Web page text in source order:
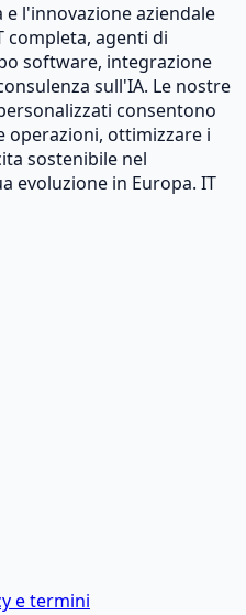
l'innovazione aziendale
completa, agenti di
software, integrazione
sull'IA. Le nostre
consentono
operazioni, ottimizzare i
sostenibile nel
evoluzione in Europa. IT
e termini